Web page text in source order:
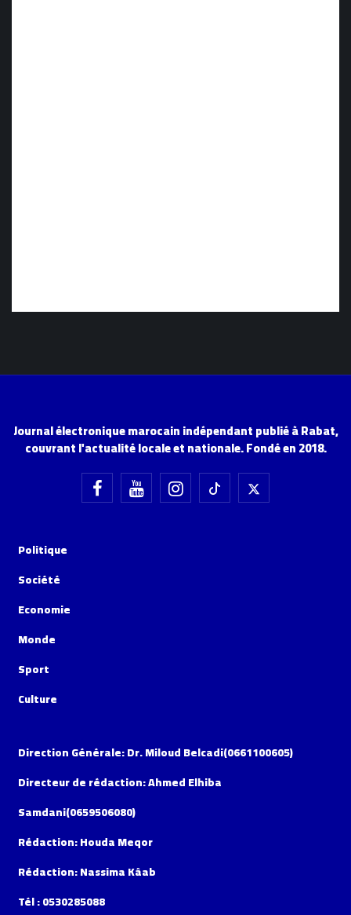
Journal électronique marocain indépendant publié à Rabat,
couvrant l'actualité locale et nationale. Fondé en 2018.
Politique
Société
Economie
Monde
Sport
Culture
Direction Générale: Dr. Miloud Belcadi(0661100605)
Directeur de rédaction: Ahmed Elhiba
Samdani(0659506080)
Rédaction: Houda Meqor
Rédaction: Nassima Kâab
Tél : 0530285088